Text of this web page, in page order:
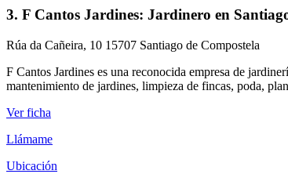
3. F Cantos Jardines: Jardinero en
Rúa da Cañeira, 10 15707 Santiago de Compostela
F Cantos Jardines es una reconocida empresa de
mantenimiento de jardines, limpieza de fincas, poda,
Ver ficha
Llámame
Ubicación